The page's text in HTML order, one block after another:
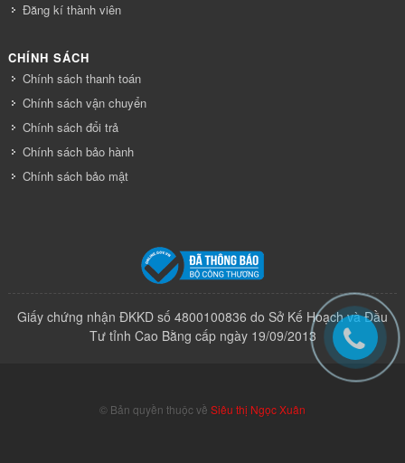
Đăng kí thành viên
CHÍNH SÁCH
Chính sách thanh toán
Chính sách vận chuyển
Chính sách đổi trả
Chính sách bảo hành
Chính sách bảo mật
Giấy chứng nhận ĐKKD số 4800100836 do Sở Kế Hoạch và Đầu
Tư tỉnh Cao Bằng cấp ngày 19/09/2013
© Bản quyền thuộc về Siêu thị Ngọc Xuân